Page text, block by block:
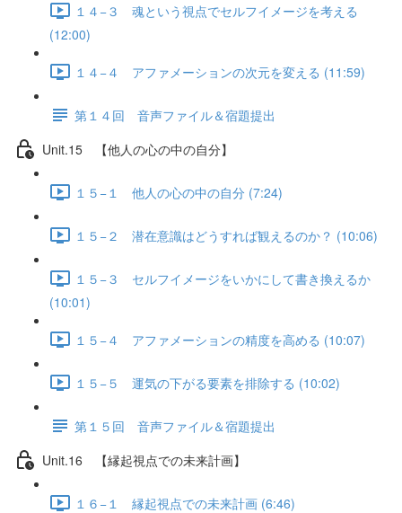
１４−３ 魂という視点でセルフイメージを考える
(12:00)
１４−４ アファメーションの次元を変える (11:59)
第１４回 音声ファイル＆宿題提出
Unit.15 【他人の心の中の自分】
１５−１ 他人の心の中の自分 (7:24)
１５−２ 潜在意識はどうすれば観えるのか？ (10:06)
１５−３ セルフイメージをいかにして書き換えるか
(10:01)
１５−４ アファメーションの精度を高める (10:07)
１５−５ 運気の下がる要素を排除する (10:02)
第１５回 音声ファイル＆宿題提出
Unit.16 【縁起視点での未来計画】
１６−１ 縁起視点での未来計画 (6:46)